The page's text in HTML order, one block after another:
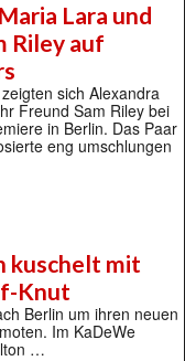
Lara und
Riley auf
sich Alexandra
Freund Sam Riley bei
in Berlin. Das Paar
eng umschlungen
kuschelt mit
Knut
Berlin um ihren neuen
Im KaDeWe
…